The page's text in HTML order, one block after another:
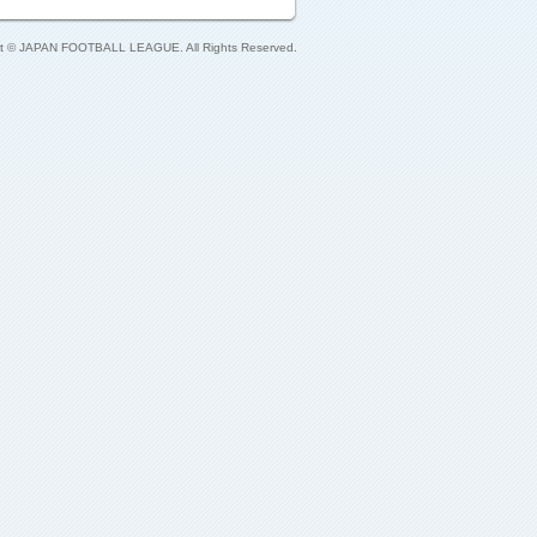
© JAPAN FOOTBALL LEAGUE. All Rights Reserved.